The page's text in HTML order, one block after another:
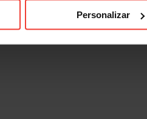
Personalizar